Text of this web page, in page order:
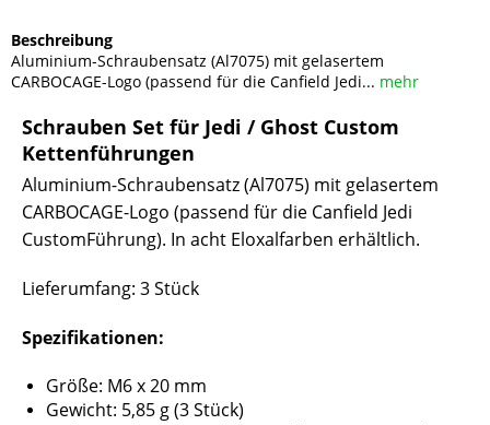
Beschreibung
Aluminium-Schraubensatz (Al7075) mit gelasertem
CARBOCAGE-Logo (passend für die Canfield Jedi... mehr
Schrauben Set für Jedi / Ghost Custom
Kettenführungen
Aluminium-Schraubensatz (Al7075) mit gelasertem
CARBOCAGE-Logo (passend für die Canfield Jedi
CustomFührung). In acht Eloxalfarben erhältlich.
Lieferumfang: 3 Stück
Spezifikationen:
Größe: M6 x 20 mm
Gewicht: 5,85 g (3 Stück)